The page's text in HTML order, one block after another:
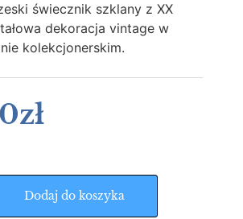
świecznik szklany z XX
dekoracja vintage w
kolekcjonerskim.
zł
Dodaj do koszyka